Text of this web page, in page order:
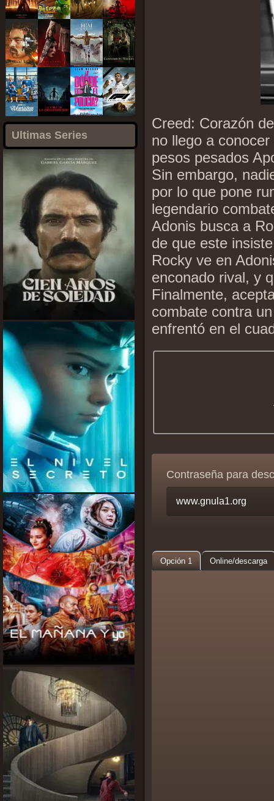
Ultimas Series
Creed: Corazón
no llego a
pesos pesados
Sin embargo,
por lo que pone
legendario
Adonis busca a
de que este
Rocky ve en
enconado rival, y
Finalmente,
combate contra
enfrentó en el
Contraseña para
Opción 1 Online/descarga